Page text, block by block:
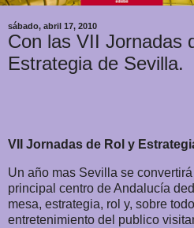
sábado, abril 17, 2010
Con las VII Jornadas
Estrategia de Sevilla.
VII Jornadas de Rol y
Un año mas Sevilla se
principal centro de Andalucía
mesa, estrategia, rol y, sobre
entretenimiento del publico